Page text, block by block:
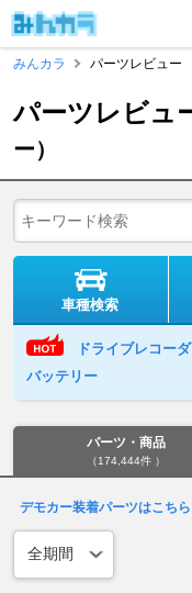
みんカラ
パーツレビュー
パーツレビュ
ー）
車種検索
ドライブレコー
バッテリー
パーツ・商品
（174,444件 ）
デモカー装着パーツはこちら